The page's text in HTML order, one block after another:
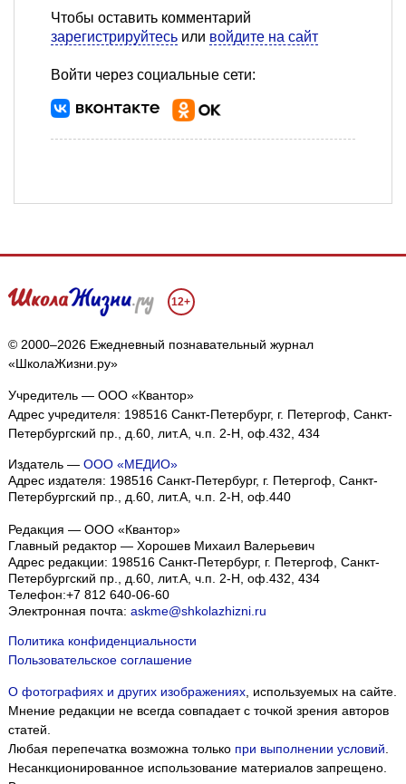
Чтобы оставить комментарий
зарегистрируйтесь или войдите на сайт
Войти через социальные сети:
12+
© 2000–2026 Ежедневный познавательный журнал
«ШколаЖизни.ру»
Учредитель — ООО «Квантор»
Адрес учредителя: 198516 Санкт-Петербург, г. Петергоф, Санкт-
Петербургский пр., д.60, лит.А, ч.п. 2-Н, оф.432, 434
Издатель — ООО «МЕДИО»
Адрес издателя: 198516 Санкт-Петербург, г. Петергоф, Санкт-
Петербургский пр., д.60, лит.А, ч.п. 2-Н, оф.440
Редакция — ООО «Квантор»
Главный редактор — Хорошев Михаил Валерьевич
Адрес редакции: 198516 Санкт-Петербург, г. Петергоф Санкт-
Петербургский пр., д.60, лит.А, ч.п. 2-Н, оф.432, 434
Телефон:+7 812 640-06-60
Электронная почта: askme@shkolazhizni.ru
Политика конфиденциальности
Пользовательское соглашение
О фотографиях и других изображениях, используемых на сайте.
Мнение редакции не всегда совпадает с точкой зрения авторов
статей.
Любая перепечатка возможна только при выполнении условий
Несанкционированное использование материалов запрещено.